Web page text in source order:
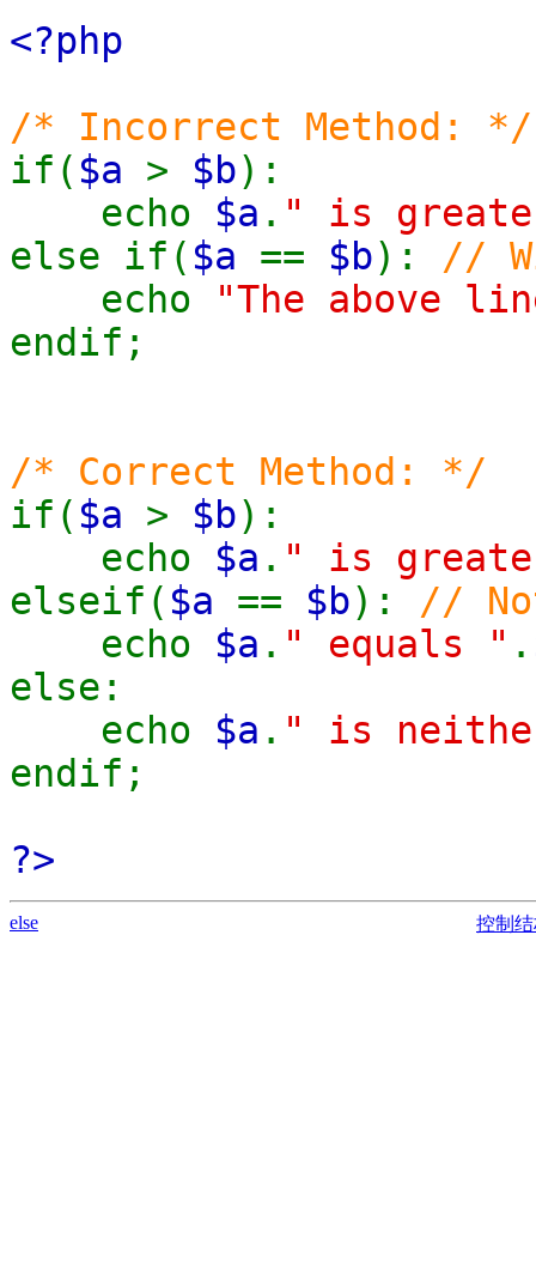
<?php
/* Incorrect Method: */
if( $a > $b):
echo $a . " is
else if( $a == $b): //
echo
"The above
endif;
/* Correct Method: */
if( $a > $b):
echo $a . " is
elseif( $a == $b): //
echo $a . " equals " .
else:
echo $a . " is
endif;
?>
else 控制